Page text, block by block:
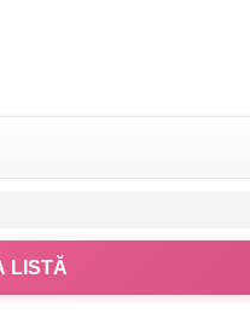
LISTĂ